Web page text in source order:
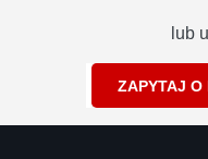
lub
ZAPYTAJ O